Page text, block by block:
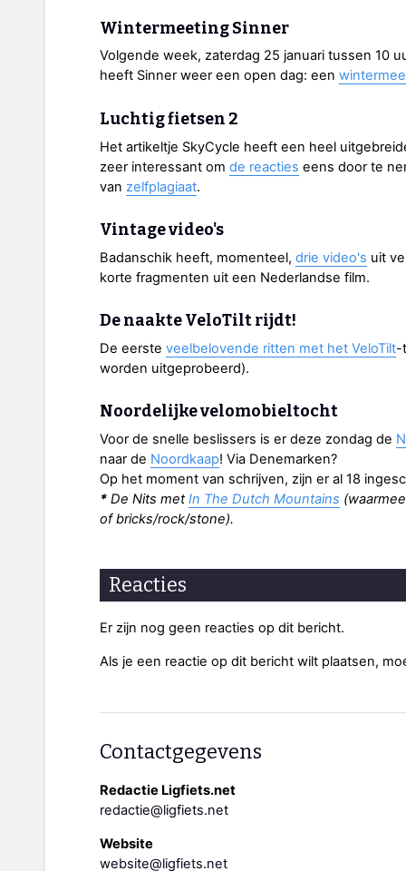
Wintermeeting Sinner
Volgende week, zaterdag 25 januari tussen 10
heeft Sinner weer een open dag: een
Luchtig fietsen 2
Het artikeltje SkyCycle heeft een heel
zeer interessant om de reacties eens door te
van zelfplagiaat.
Vintage video's
Badanschik heeft, momenteel, drie video's uit
korte fragmenten uit een Nederlandse film.
De naakte VeloTilt rijdt!
De eerste veelbelovende ritten met het VeloTilt-
worden uitgeprobeerd).
Noordelijke velomobieltocht
Voor de snelle beslissers is er deze zondag de
naar de Noordkaap! Via Denemarken?
Op het moment van schrijven, zijn er al 18
* De Nits metIn The Dutch Mountains
of bricks/rock/stone).
Reacties
Er zijn nog geen reacties op dit bericht.
Als je een reactie op dit bericht wilt plaatsen,
Contactgegevens
Redactie Ligfiets.net
redactie@ligfiets.net
Website
website@ligfiets.net